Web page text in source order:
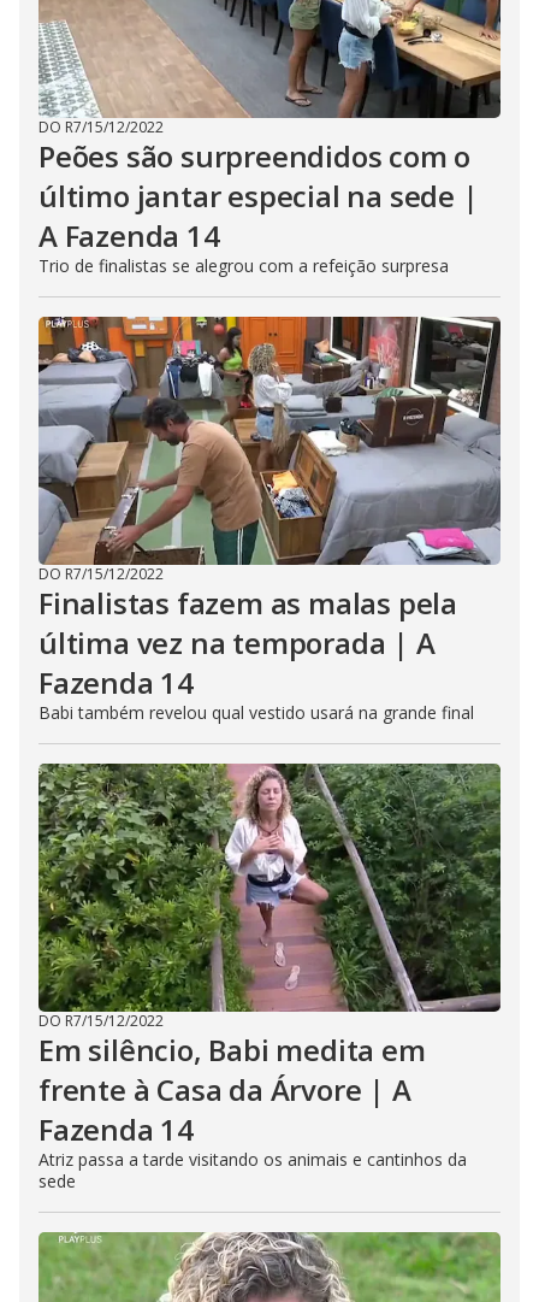
DO R7/15/12/2022
Peões são surpreendidos com o
último jantar especial na sede |
A Fazenda 14
Trio de finalistas se alegrou com a refeição surpresa
DO R7/15/12/2022
Finalistas fazem as malas pela
última vez na temporada | A
Fazenda 14
Babi também revelou qual vestido usará na grande final
DO R7/15/12/2022
Em silêncio, Babi medita em
frente à Casa da Árvore | A
Fazenda 14
Atriz passa a tarde visitando os animais e cantinhos da
sede